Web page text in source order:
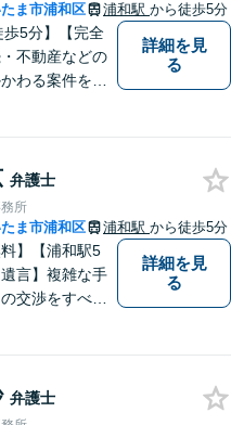
ま市浦和区 浦和駅 から徒歩5分
歩5分】【完全
不動産などの
わる案件を多
ください。
詳細を見
る
弁護士
所
ま市浦和区 浦和駅 から徒歩5分
料】【浦和駅5
言】複雑な手
交渉をすべて
経験を活かし
トを提供【夜
詳細を見
る
弁護士